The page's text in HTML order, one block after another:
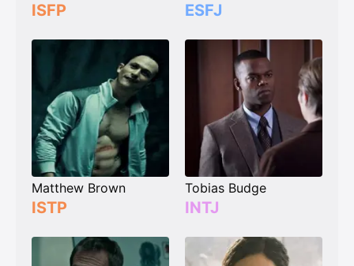
ISFP ESFJ
Matthew Brown
ISTP
Tobias Budge
INTJ